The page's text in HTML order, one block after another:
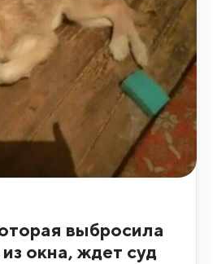
выбросила
окна, ждет суд